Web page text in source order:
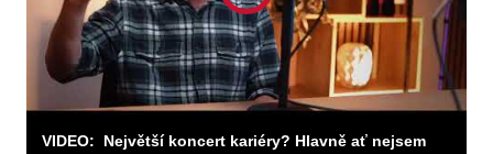
VIDEO:
Největší koncert kariéry? Hlavně ať nejsem
Odebírejte zpravodaj
Odebírat